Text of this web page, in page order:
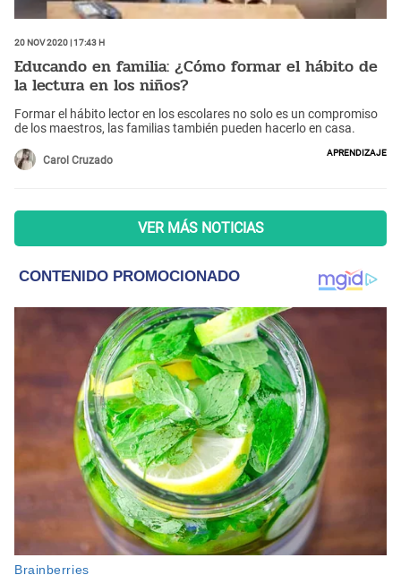
20 Nov 2020 | 17:43 h
Educando en familia: ¿Cómo formar el hábito de
la lectura en los niños?
Formar el hábito lector en los escolares no solo es un compromiso
de los maestros, las familias también pueden hacerlo en casa.
Carol Cruzado
Aprendizaje
VER MÁS NOTICIAS